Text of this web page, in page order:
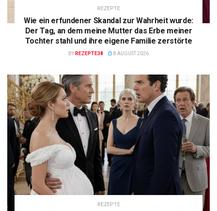
REZEPTE
Wie ein erfundener Skandal zur Wahrheit wurde:
Der Tag, an dem meine Mutter das Erbe meiner
Tochter stahl und ihre eigene Familie zerstörte
BY REZEPTE38 8 AUGUST 2026
REZEPTE